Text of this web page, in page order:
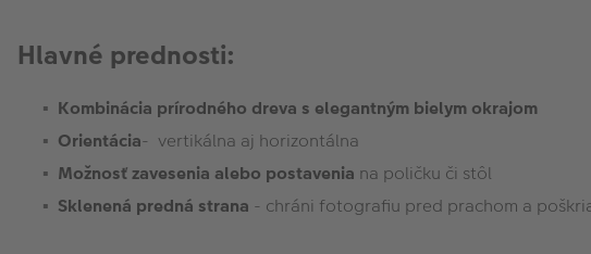
Hlavné prednosti:
Kombinácia prírodného dreva s elegantným bielym okrajom
Orientácia- vertikálna aj horizontálna
Možnosť zavesenia alebo postavenia na poličku či stôl
Sklenená predná strana - chráni fotografiu pred prachom a